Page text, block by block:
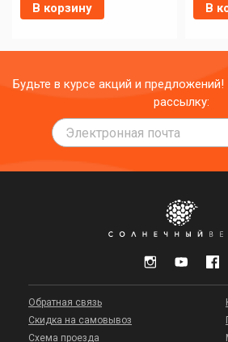
В корзину
В
Будьте в курсе акций и
рассылку:
Обратная связь
Скидка на самовывоз
Схема проезда